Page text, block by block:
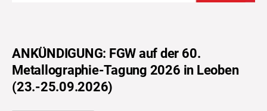
ANKÜNDIGUNG: FGW auf der 60.
Metallographie-Tagung 2026 in Leoben
(23.-25.09.2026)